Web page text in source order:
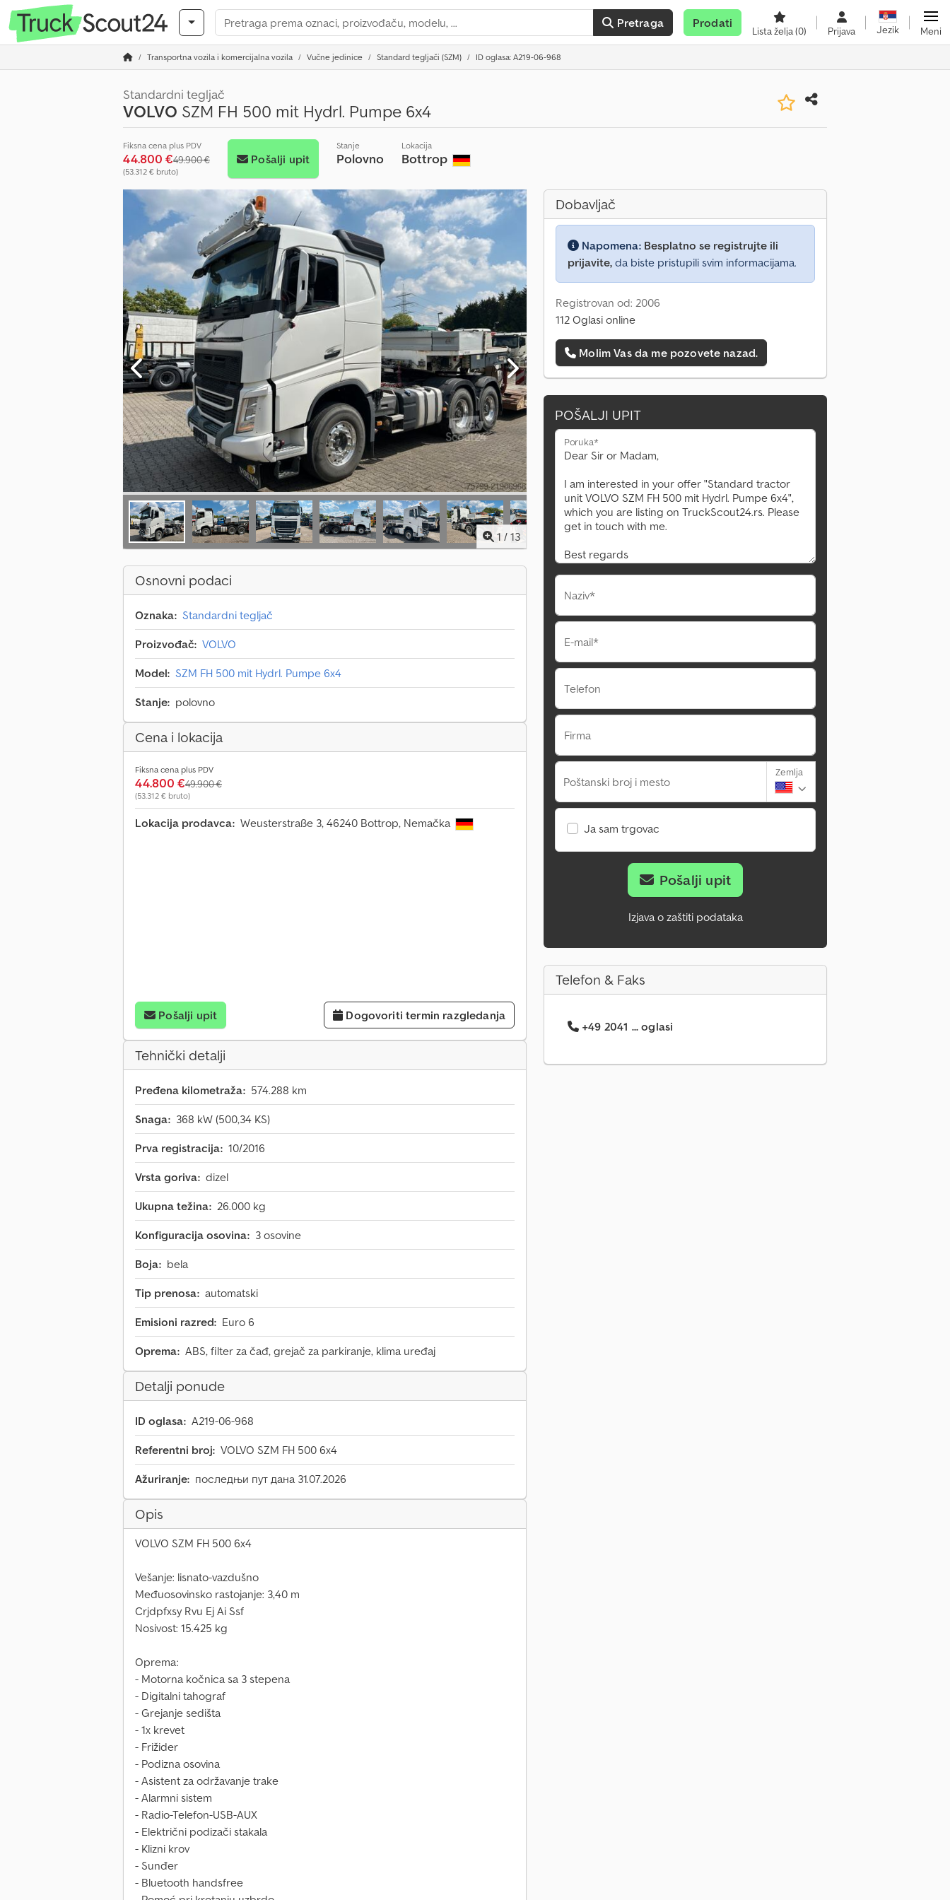
Pretraga Prodati
Lista želja(0) Prijava Jezik Meni
Transportna vozila i komercijalna vozila Vučne jedinice Standard tegljači (SZM) ID oglasa: A219-06-968
Standardni tegljač
VOLVO SZM FH 500 mit Hydrl. Pumpe 6x4
Fiksna cena plus PDV
44.800 €49.900 €
(53.312 € bruto)
Pošalji upit
Stanje
Polovno
Lokacija
Bottrop
1 / 13
Osnovni podaci
Oznaka: Standardni tegljač
Proizvođač: VOLVO
Model: SZM FH 500 mit Hydrl. Pumpe 6x4
Stanje: polovno
Cena i lokacija
Fiksna cena plus PDV
44.800 €49.900 €
(53.312 € bruto)
Lokacija prodavca: Weusterstraße 3, 46240 Bottrop, Nemačka
Pošalji upit Dogovoriti termin razgledanja
Tehnički detalji
Pređena kilometraža: 574.288 km
Snaga: 368 kW (500,34 KS)
Prva registracija: 10/2016
Vrsta goriva: dizel
Ukupna težina: 26.000 kg
Konfiguracija osovina: 3 osovine
Boja: bela
Tip prenosa: automatski
Emisioni razred: Euro 6
Oprema: ABS, filter za čađ, grejač za parkiranje, klima uređaj
Detalji ponude
ID oglasa: A219-06-968
Referentni broj: VOLVO SZM FH 500 6x4
Ažuriranje: последњи пут дана 31.07.2026
Opis
VOLVO SZM FH 500 6x4
Vešanje: lisnato-vazdušno
Međuosovinsko rastojanje: 3,40 m
Crjdpfxsy Rvu Ej Ai Ssf
Nosivost: 15.425 kg
Oprema:
- Motorna kočnica sa 3 stepena
- Digitalni tahograf
- Grejanje sedišta
- 1x krevet
- Frižider
- Podizna osovina
- Asistent za održavanje trake
- Alarmni sistem
- Radio-Telefon-USB-AUX
- Električni podizači stakala
- Klizni krov
- Sunđer
- Bluetooth handsfree
Dobavljač
Napomena: Besplatno se registrujte ili
prijavite, da biste pristupili svim informacijama.
Registrovan od: 2006
112 Oglasi online
Molim Vas da me pozovete nazad.
POŠALJI UPIT
Poruka*
Naziv*
E-mail*
Telefon
Firma
Poštanski broj i mesto
Zemlja
Ja sam trgovac
Pošalji upit
Izjava o zaštiti podataka
Telefon & Faks
+49 2041 ... oglasi